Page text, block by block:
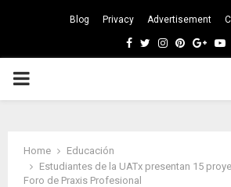
Blog Privacy Advertisement
Facebook
TwitterInstagram
Pinterest
PRIMARY
Home
Educación
Estudiantes de la UATx presentan 15
Foro de Praxis Profesional